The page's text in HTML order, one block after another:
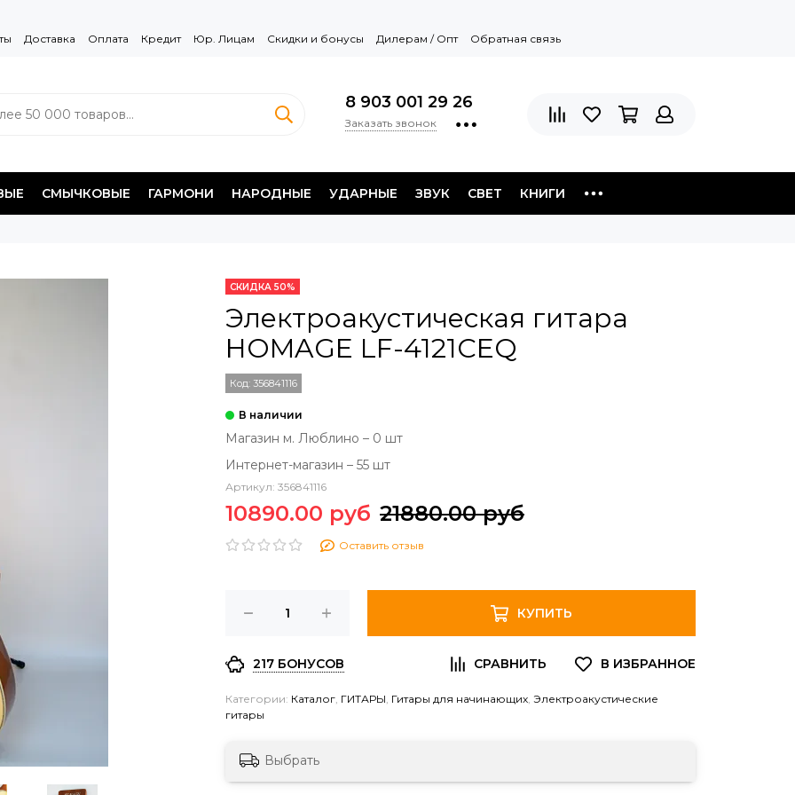
Доставка Оплата Кредит Юр. Лицам Скидки и бонусы Дилерам / Опт Обратная связь
8 903 001 29 26
Заказать звонок
СМЫЧКОВЫЕ ГАРМОНИ НАРОДНЫЕ УДАРНЫЕ ЗВУК СВЕТ КНИГИ
СКИДКА 50%
Электроакустическая гитара
HOMAGE LF-4121CEQ
Код: 356841116
Магазин м. Люблино – 0 шт
Интернет-магазин – 55 шт
Артикул: 356841116
10890.00 руб 21880.00 руб
Оставить отзыв
КУПИТЬ
217 БОНУСОВ
Категории: Каталог, ГИТАРЫ, Гитары для начинающих, Электроакустические
гитары
Выбрать